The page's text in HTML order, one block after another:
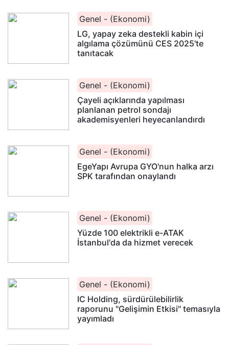
Genel - (Ekonomi)
LG, yapay zeka destekli kabin içi
algılama çözümünü CES 2025'te
tanıtacak
Genel - (Ekonomi)
Çayeli açıklarında yapılması
planlanan petrol sondajı
akademisyenleri heyecanlandırdı
Genel - (Ekonomi)
EgeYapı Avrupa GYO'nun halka arzı
SPK tarafından onaylandı
Genel - (Ekonomi)
Yüzde 100 elektrikli e-ATAK
İstanbul'da da hizmet verecek
Genel - (Ekonomi)
IC Holding, sürdürülebilirlik
raporunu "Gelişimin Etkisi" temasıyla
yayımladı